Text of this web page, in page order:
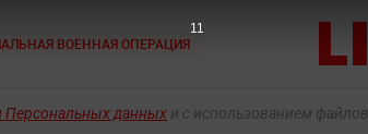
ВОЕННАЯ ОПЕРАЦИЯ
Персональных данных и с использованием
10